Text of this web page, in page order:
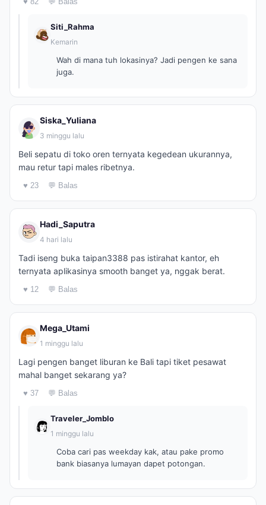
Siti_Rahma
Kemarin
Wah di mana tuh lokasinya? Jadi pengen ke sana
juga.
Siska_Yuliana
3 minggu lalu
Beli sepatu di toko oren ternyata kegedean ukurannya,
mau retur tapi males ribetnya.
♥ 23 💬 Balas
Hadi_Saputra
4 hari lalu
Tadi iseng buka taipan3388 pas istirahat kantor, eh
ternyata aplikasinya smooth banget ya, nggak berat.
♥ 12 💬 Balas
Mega_Utami
1 minggu lalu
Lagi pengen banget liburan ke Bali tapi tiket pesawat
mahal banget sekarang ya?
♥ 37 💬 Balas
Traveler_Jomblo
1 minggu lalu
Coba cari pas weekday kak, atau pake promo
bank biasanya lumayan dapet potongan.